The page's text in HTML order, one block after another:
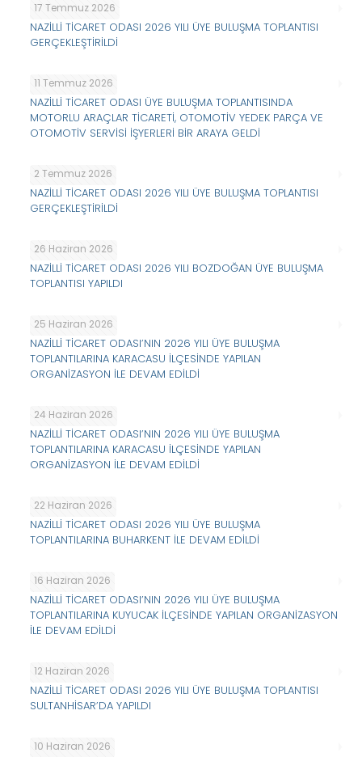
17 Temmuz 2026
NAZİLLİ TİCARET ODASI 2026 YILI ÜYE BULUŞMA TOPLANTISI
GERÇEKLEŞTİRİLDİ
11 Temmuz 2026
NAZİLLİ TİCARET ODASI ÜYE BULUŞMA TOPLANTISINDA
MOTORLU ARAÇLAR TİCARETİ, OTOMOTİV YEDEK PARÇA VE
OTOMOTİV SERVİSİ İŞYERLERİ BİR ARAYA GELDİ
2 Temmuz 2026
NAZİLLİ TİCARET ODASI 2026 YILI ÜYE BULUŞMA TOPLANTISI
GERÇEKLEŞTİRİLDİ
26 Haziran 2026
NAZİLLİ TİCARET ODASI 2026 YILI BOZDOĞAN ÜYE BULUŞMA
TOPLANTISI YAPILDI
25 Haziran 2026
NAZİLLİ TİCARET ODASI’NIN 2026 YILI ÜYE BULUŞMA
TOPLANTILARINA KARACASU İLÇESİNDE YAPILAN
ORGANİZASYON İLE DEVAM EDİLDİ
24 Haziran 2026
NAZİLLİ TİCARET ODASI’NIN 2026 YILI ÜYE BULUŞMA
TOPLANTILARINA KARACASU İLÇESİNDE YAPILAN
ORGANİZASYON İLE DEVAM EDİLDİ
22 Haziran 2026
NAZİLLİ TİCARET ODASI 2026 YILI ÜYE BULUŞMA
TOPLANTILARINA BUHARKENT İLE DEVAM EDİLDİ
16 Haziran 2026
NAZİLLİ TİCARET ODASI’NIN 2026 YILI ÜYE BULUŞMA
TOPLANTILARINA KUYUCAK İLÇESİNDE YAPILAN ORGANİZASYON
İLE DEVAM EDİLDİ
12 Haziran 2026
NAZİLLİ TİCARET ODASI 2026 YILI ÜYE BULUŞMA TOPLANTISI
SULTANHİSAR’DA YAPILDI
10 Haziran 2026